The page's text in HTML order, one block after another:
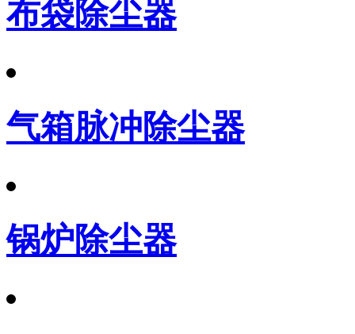
布袋除尘器
气箱脉冲除尘器
锅炉除尘器